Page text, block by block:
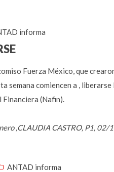
informa
Fuerza México, que
semana comiencen a ,
Financiera (Nafin).
,CLAUDIA CASTRO, P1,
ANTAD informa